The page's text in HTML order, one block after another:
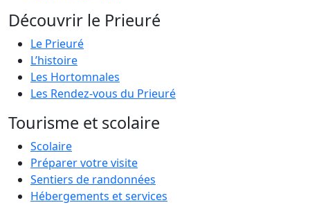
Découvrir le Prieuré
Le Prieuré
L’histoire
Les Hortomnales
Les Rendez-vous du Prieuré
Tourisme et scolaire
Scolaire
Préparer votre visite
Sentiers de randonnées
Hébergements et services